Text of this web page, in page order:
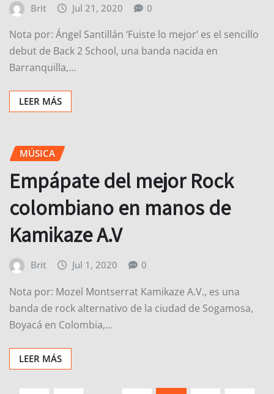
Brit Jul 21, 2020 0
Nota por: Ángel Santillán ‘Fuiste lo mejor’ es el sencillo
debut de Back 2 School, una banda nacida en
Barranquilla,…
LEER MÁS
MÚSICA
Empápate del mejor Rock
colombiano en manos de
Kamikaze A.V
Brit Jul 1, 2020 0
Nota por: Mozel Montserrat Kamikaze A.V., es una
banda de rock alternativo de la ciudad de Sogamosa,
Boyacá en Colombia,…
LEER MÁS